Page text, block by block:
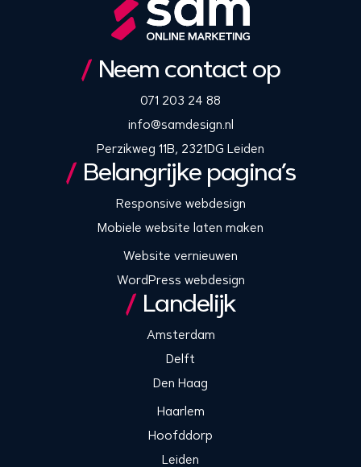
Neem contact op
071 203 24 88
info@samdesign.nl
Perzikweg 11B, 2321DG Leiden
Belangrijke pagina’s
Responsive webdesign
Mobiele website laten maken
Website vernieuwen
WordPress webdesign
Landelijk
Amsterdam
Delft
Den Haag
Haarlem
Hoofddorp
Leiden